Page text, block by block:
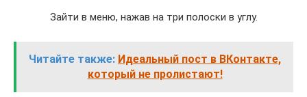
Зайти в меню, нажав на три полоски в углу.
Читайте также: Идеальный пост в ВКонтакте,
который не пролистают!